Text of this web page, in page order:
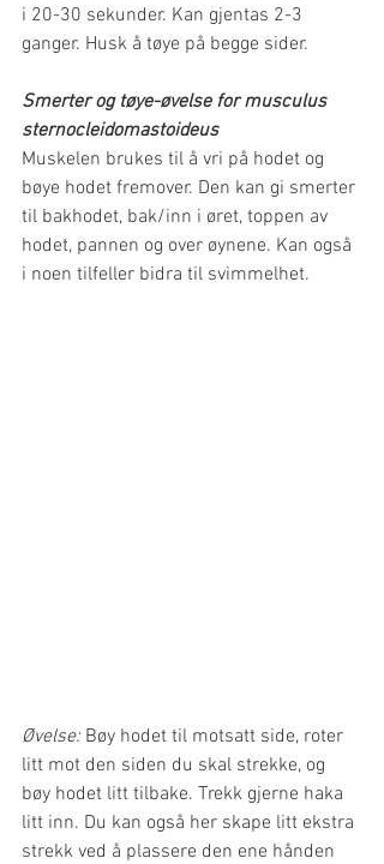
i 20-30 sekunder. Kan gjentas 2-3
ganger. Husk å tøye på begge sider.
Smerter og tøye-øvelse for musculus
sternocleidomastoideus
Muskelen brukes til å vri på hodet og
bøye hodet fremover. Den kan gi smerter
til bakhodet, bak/inn i øret, toppen av
hodet, pannen og over øynene. Kan også
i noen tilfeller bidra til svimmelhet.
Øvelse: Bøy hodet til motsatt side, roter
litt mot den siden du skal strekke, og
bøy hodet litt tilbake. Trekk gjerne haka
litt inn. Du kan også her skape litt ekstra
strekk ved å plassere den ene hånden